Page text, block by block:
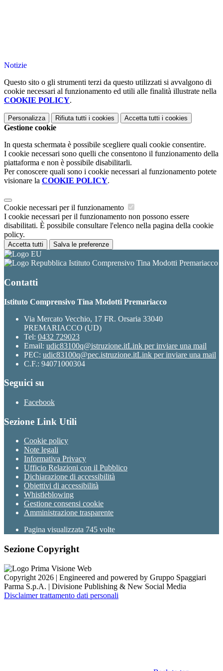
Notizie
Questo sito o gli strumenti terzi da questo utilizzati si avvalgono di
cookie necessari al funzionamento ed utili alle finalità illustrate nella
COOKIE POLICY.
Personalizza Rifiuta tutti i cookies Accetta tutti i cookies
Gestione cookie
In questa schermata è possibile scegliere quali cookie consentire.
I cookie necessari sono quelli che consentono il funzionamento della
piattaforma e non è possibile disabilitarli.
Per conoscere quali sono i cookie necessari al funzionamento potete
visionare la COOKIE POLICY.
Cookie necessari per il funzionamento
I cookie necessari per il funzionamento non possono essere
disabilitati. È possibile consultare l'elenco nella pagina della cookie
policy.
Accetta tutti Salva le preferenze
Istituto Comprensivo Tina Modotti Premariacco
Contatti
Istituto Comprensivo Tina Modotti Premariacco
Via Mercato Vecchio, 17 FR. Orsaria 33040
PREMARIACCO (UD)
Tel: 0432 729023
Email: udic83100q@istruzione.itLink per inviare una mail
PEC: udic83100q@pec.istruzione.itLink per inviare una mail
C.F.: 94071000304
Seguici su
Facebook
Sezione Link Utili
Cookie policy
Note legali
Informativa Privacy
Ufficio Relazioni con il Pubblico
Dichiarazione di accessibilità
Obiettivi di accessibilità
Whistleblowing
Gestione consensi cookie
Amministrazione trasparente
Pagina visualizzata 745 volte
Sezione Copyright
Copyright 2026 | Engineered and powered by Gruppo Spaggiari
Parma S.p.A. | Divisione Publishing & New Social Media
Disclaimer trattamento dati personali